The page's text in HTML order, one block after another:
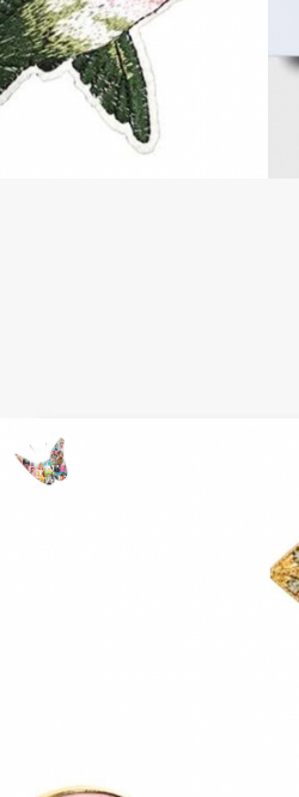
Decora tu ropa: Topshop